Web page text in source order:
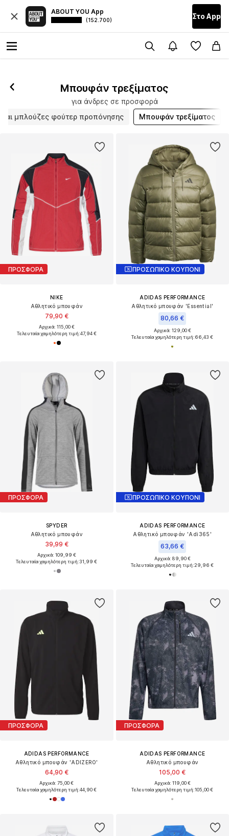
ABOUT YOU App
(152.700) Στο Αpp
Μπουφάν τρεξίματος
για άνδρες σε προσφορά
μπλούζες φούτερ προπόνησης
Μπουφάν τρεξίματος
ΠΡΟΣΦΟΡΑ
NIKE
Αθλητικό μπουφάν
79,90 €
Αρχικά: 115,00 €
Τελευταία χαμηλότερη τιμή:47,94 €
ΠΡΟΣΩΠΙΚΟ ΚΟΥΠΟΝΙ
ADIDAS PERFORMANCE
Αθλητικό μπουφάν 'Essential'
80,66 €
Αρχικά: 129,00 €
Τελευταία χαμηλότερη τιμή:66,43 €
ΠΡΟΣΦΟΡΑ
SPYDER
Αθλητικό μπουφάν
39,99 €
Αρχικά: 109,99 €
Τελευταία χαμηλότερη τιμή:31,99 €
ΠΡΟΣΩΠΙΚΟ ΚΟΥΠΟΝΙ
ADIDAS PERFORMANCE
Αθλητικό μπουφάν 'Adi365'
63,66 €
Αρχικά: 89,90 €
Τελευταία χαμηλότερη τιμή:29,96 €
ΠΡΟΣΦΟΡΑ
ADIDAS PERFORMANCE
Αθλητικό μπουφάν 'ADIZERO'
64,90 €
Αρχικά: 75,00 €
Τελευταία χαμηλότερη τιμή:44,90 €
ΠΡΟΣΦΟΡΑ
ADIDAS PERFORMANCE
Αθλητικό μπουφάν
105,00 €
Αρχικά: 119,00 €
Τελευταία χαμηλότερη τιμή:105,00 €